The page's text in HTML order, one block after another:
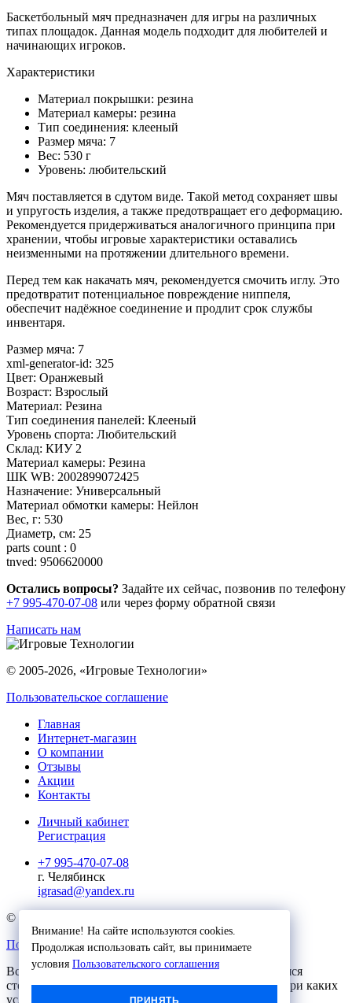
Баскетбольный мяч предназначен для игры на различных
типах площадок. Данная модель подходит для любителей и
начинающих игроков.
Характеристики
Материал покрышки: резина
Материал камеры: резина
Тип соединения: клееный
Размер мяча: 7
Вес: 530 г
Уровень: любительский
Мяч поставляется в сдутом виде. Такой метод сохраняет швы
и упругость изделия, а также предотвращает его деформацию.
Рекомендуется придерживаться аналогичного принципа при
хранении, чтобы игровые характеристики оставались
неизменными на протяжении длительного времени.
Перед тем как накачать мяч, рекомендуется смочить иглу. Это
предотвратит потенциальное повреждение ниппеля,
обеспечит надёжное соединение и продлит срок службы
инвентаря.
Размер мяча: 7
xml-generator-id: 325
Цвет: Оранжевый
Возраст: Взрослый
Материал: Резина
Тип соединения панелей: Клееный
Уровень спорта: Любительский
Склад: КИУ 2
Материал камеры: Резина
ШК WB: 2002899072425
Назначение: Универсальный
Материал обмотки камеры: Нейлон
Вес, г: 530
Диаметр, см: 25
parts count : 0
tnved: 9506620000
Внимание! На сайте используются cookies.
Продолжая использовать сайт, вы принимаете
условия Пользовательского соглашения
ПРИНЯТЬ
Остались вопросы? Задайте их сейчас, позвонив по телефону
+7 995-470-07-08 или через форму обратной связи
Написать нам
© 2005-2026, «Игровые Технологии»
Пользовательское соглашение
Главная
Интернет-магазин
О компании
Отзывы
Акции
Контакты
Личный кабинет
Регистрация
+7 995-470-07-08
г. Челябинск
igrasad@yandex.ru
© 2023, Игровые Технологии
Пользовательское соглашение
Вся представленная на сайте информация, касающаяся
стоимости, носит информационный характер и ни при каких
условиях не является публичной офертой,